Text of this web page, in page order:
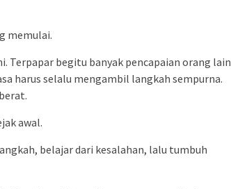
memulai.
Terpapar begitu banyak pencapaian orang lain
harus selalu mengambil langkah sempurna.
awal.
belajar dari kesalahan, lalu tumbuh